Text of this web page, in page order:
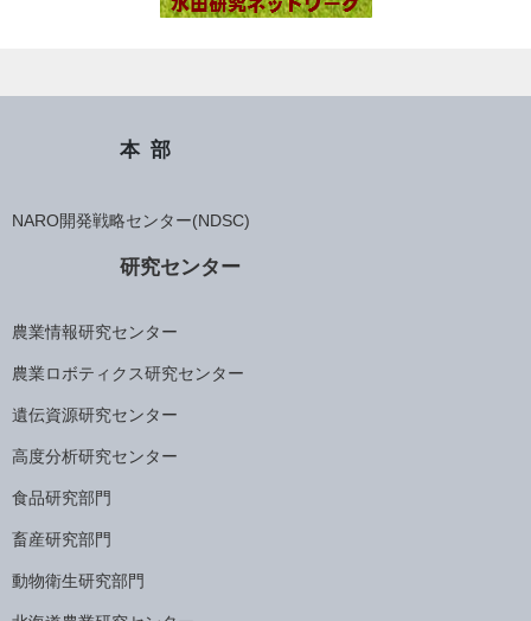
本部
NARO開発戦略センター(NDSC)
研究センター
農業情報研究センター
農業ロボティクス研究センター
遺伝資源研究センター
高度分析研究センター
食品研究部門
畜産研究部門
動物衛生研究部門